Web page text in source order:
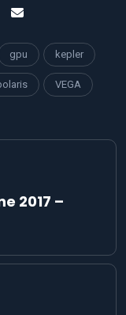
gpu kepler
VEGA
2017 –